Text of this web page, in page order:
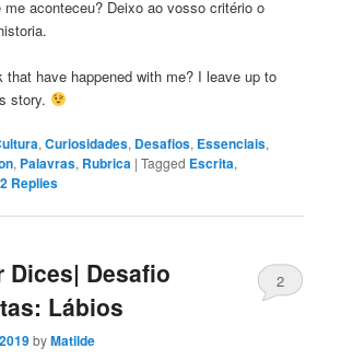
me aconteceu? Deixo ao vosso critério o
that have happened with me? I leave up to
story.
,Curiosidades, Desafios, Essenciais,
, Palavras, Rubrica |Tagged Escrita,
2 Replies
Desafio
Lábios
byMatilde
2